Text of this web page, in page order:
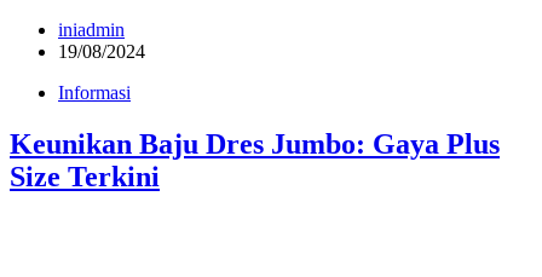
iniadmin
19/08/2024
Informasi
Keunikan Baju Dres Jumbo: Gaya Plus
Size Terkini